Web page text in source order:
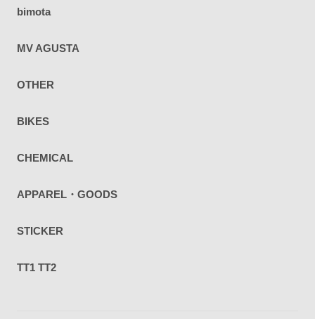
bimota
MV AGUSTA
OTHER
BIKES
CHEMICAL
APPAREL・GOODS
STICKER
TT1 TT2